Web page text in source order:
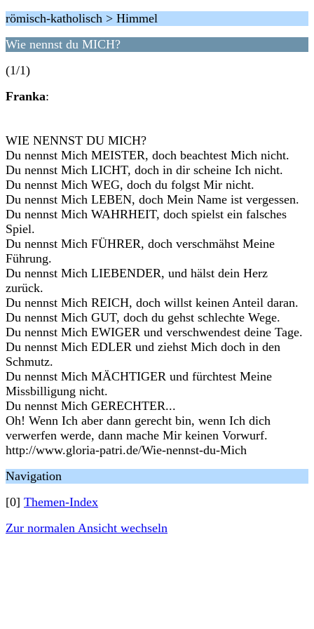
römisch-katholisch > Himmel
Wie nennst du MICH?
(1/1)
Franka:
WIE NENNST DU MICH?
Du nennst Mich MEISTER, doch beachtest Mich nicht.
Du nennst Mich LICHT, doch in dir scheine Ich nicht.
Du nennst Mich WEG, doch du folgst Mir nicht.
Du nennst Mich LEBEN, doch Mein Name ist vergessen.
Du nennst Mich WAHRHEIT, doch spielst ein falsches
Spiel.
Du nennst Mich FÜHRER, doch verschmähst Meine
Führung.
Du nennst Mich LIEBENDER, und hälst dein Herz
zurück.
Du nennst Mich REICH, doch willst keinen Anteil daran.
Du nennst Mich GUT, doch du gehst schlechte Wege.
Du nennst Mich EWIGER und verschwendest deine Tage.
Du nennst Mich EDLER und ziehst Mich doch in den
Schmutz.
Du nennst Mich MÄCHTIGER und fürchtest Meine
Missbilligung nicht.
Du nennst Mich GERECHTER...
Oh! Wenn Ich aber dann gerecht bin, wenn Ich dich
verwerfen werde, dann mache Mir keinen Vorwurf.
http://www.gloria-patri.de/Wie-nennst-du-Mich
Navigation
[0] Themen-Index
Zur normalen Ansicht wechseln